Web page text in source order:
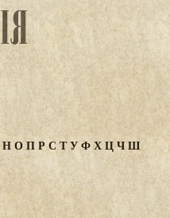
НОПР С ТУФХЦЧШ